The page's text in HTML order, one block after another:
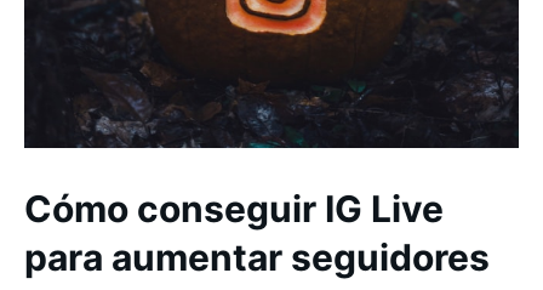
Cómo conseguir IG Live
para aumentar seguidores